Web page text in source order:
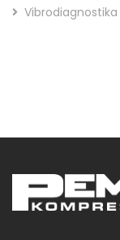
Vibrodiagnostika